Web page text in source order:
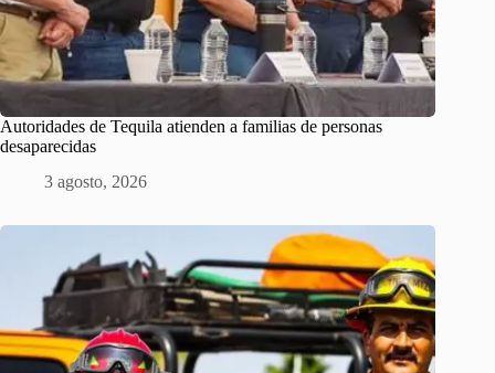
Autoridades de Tequila atienden a familias de personas
desaparecidas
3 agosto, 2026